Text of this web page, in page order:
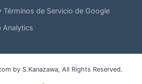
Términos de Servicio de Google
Analytics
by S.Kanazawa, All Rights Reserved.